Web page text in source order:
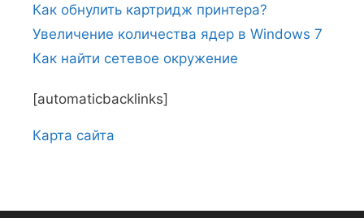
Как обнулить картридж принтера?
Увеличение количества ядер в Windows 7
Как найти сетевое окружение
[automaticbacklinks]
Карта сайтa